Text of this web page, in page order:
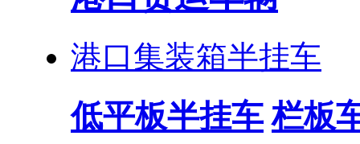
港口集装箱半挂车
低平板半挂车 栏板